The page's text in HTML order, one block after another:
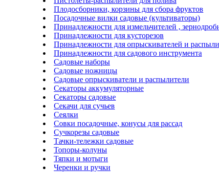
Плодосборники, корзины для сбора фруктов
Посадочные вилки садовые (культиваторы)
Принадлежности для измельчителей ,
Принадлежности для кусторезов
Принадлежности для опрыскивателей и
Принадлежности для садового инструмента
Садовые наборы
Садовые ножницы
Садовые опрыскиватели и распылители
Секаторы аккумуляторные
Секаторы садовые
Секачи для сучьев
Сеялки
Совки посадочные, конусы для рассад
Сучкорезы садовые
Тачки-тележки садовые
Топоры-колуны
Тяпки и мотыги
Черенки и ручки